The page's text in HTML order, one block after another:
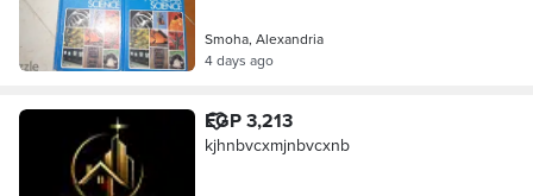
Smoha, Alexandria
4 days ago
EGP 3,213
kjhnbvcxmjnbvcxnb